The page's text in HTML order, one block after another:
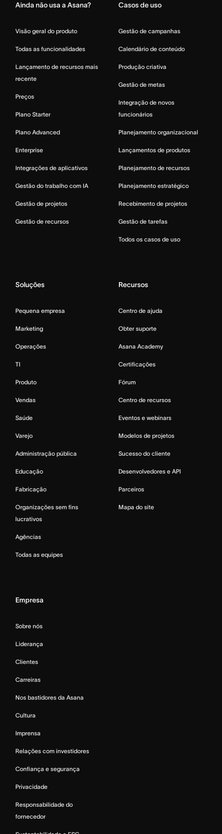
Ainda não usa a Asana?
Visão geral do produto
Todas as funcionalidades
Lançamento de recursos mais
recente
Preços
Plano Starter
Plano Advanced
Enterprise
Integrações de aplicativos
Gestão do trabalho com IA
Gestão de projetos
Gestão de recursos
Casos de uso
Gestão de campanhas
Calendário de conteúdo
Produção criativa
Gestão de metas
Integração de novos
funcionários
Planejamento organizacional
Lançamentos de produtos
Planejamento de recursos
Planejamento estratégico
Recebimento de projetos
Gestão de tarefas
Todos os casos de uso
Soluções
Pequena empresa
Marketing
Operações
TI
Produto
Vendas
Saúde
Varejo
Administração pública
Educação
Fabricação
Organizações sem fins
lucrativos
Agências
Todas as equipes
Recursos
Centro de ajuda
Obter suporte
Asana Academy
Certificações
Fórum
Centro de recursos
Eventos e webinars
Modelos de projetos
Sucesso do cliente
Desenvolvedores e API
Parceiros
Mapa do site
Empresa
Sobre nós
Liderança
Clientes
Carreiras
Nos bastidores da Asana
Cultura
Imprensa
Relações com investidores
Confiança e segurança
Privacidade
Responsabilidade do
fornecedor